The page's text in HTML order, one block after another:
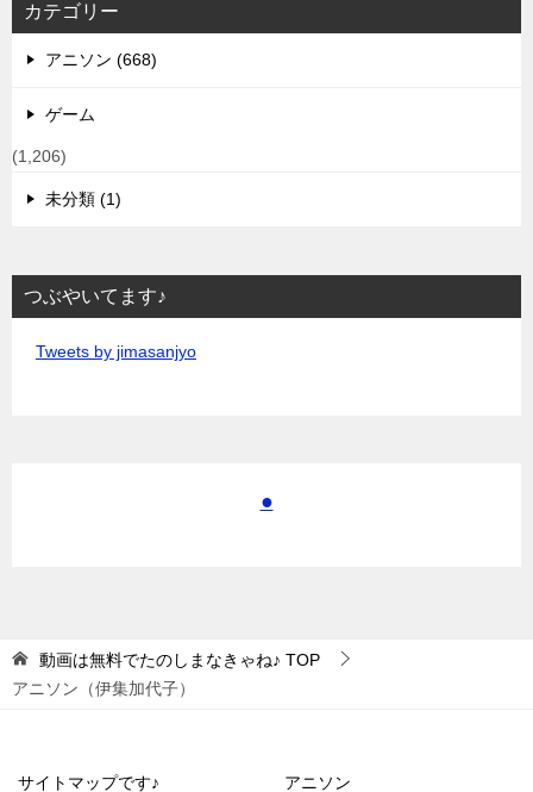
カテゴリー
アニソン (668)
ゲーム
(1,206)
未分類 (1)
つぶやいてます♪
Tweets by jimasanjyo
●
動画は無料でたのしまなきゃね♪ TOP
アニソン（伊集加代子）
サイトマップです♪ アニソン